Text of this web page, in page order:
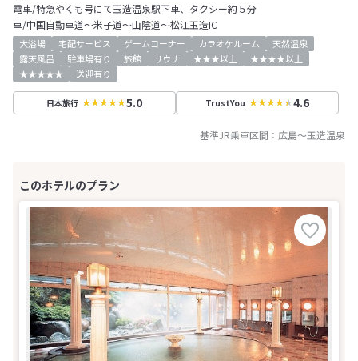
電車/特急やくも号にて玉造温泉駅下車、タクシー約５分
車/中国自動車道～米子道～山陰道～松江玉造IC
大浴場 宅配サービス ゲームコーナー カラオケルーム
天然温泉
露天風呂
駐車場有り 旅館 サウナ ★★★以上
★★★★以上
★★★★★
送迎有り
日本旅行 5.0 TrustYou 4.6
基準JR乗車区間： 広島～玉造温泉